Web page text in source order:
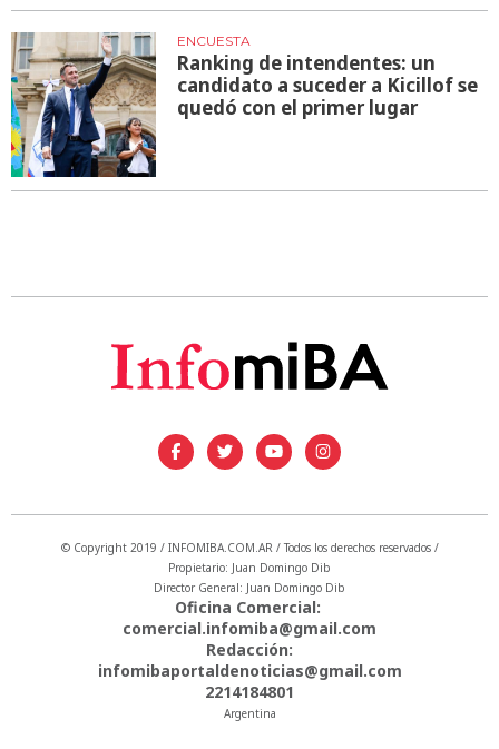
ENCUESTA
Ranking de intendentes: un
candidato a suceder a Kicillof se
quedó con el primer lugar
© Copyright 2019 / INFOMIBA.COM.AR / Todos los derechos reservados /
Propietario: Juan Domingo Dib
Director General: Juan Domingo Dib
Oficina Comercial:
comercial.infomiba@gmail.com
Redacción:
infomibaportaldenoticias@gmail.com
2214184801
Argentina